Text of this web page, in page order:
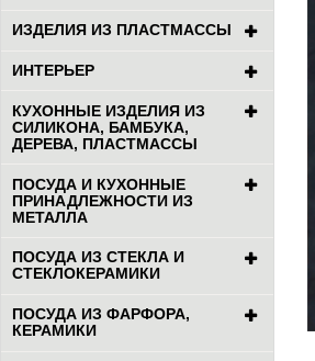
ИЗДЕЛИЯ ИЗ ПЛАСТМАССЫ
ИНТЕРЬЕР
КУХОННЫЕ ИЗДЕЛИЯ ИЗ
СИЛИКОНА, БАМБУКА,
ДЕРЕВА, ПЛАСТМАССЫ
ПОСУДА И КУХОННЫЕ
ПРИНАДЛЕЖНОСТИ ИЗ
МЕТАЛЛА
ПОСУДА ИЗ СТЕКЛА И
СТЕКЛОКЕРАМИКИ
ПОСУДА ИЗ ФАРФОРА,
КЕРАМИКИ